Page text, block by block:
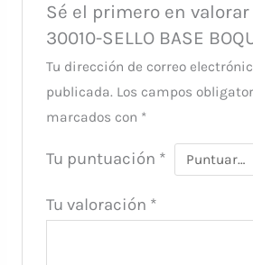
Sé el primero en valorar
30010-SELLO BASE
Tu dirección de correo
publicada. Los campos
marcados con *
Tu puntuación *
Tu valoración *